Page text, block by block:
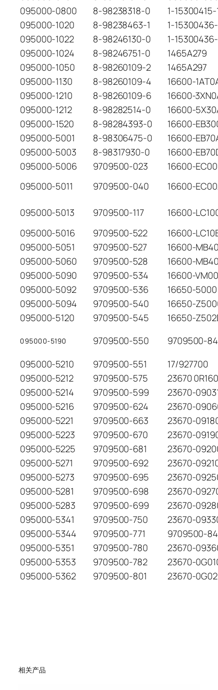
095000-0800
8-98238318-0
1-15300415-
095000-1020
8-98238463-1
1-
095000-1022
8-98246130-0
1-
095000-1024
8-98246751-0
1465A279
095000-1050
8-98260109-2
1465A297
095000-1130
8-98260109-4
16600-
095000-1210
8-98260109-6
16600-
095000-1212
8-98282514-0
16600-
095000-1520
8-98284393-0
16600-
095000-5001
8-98306475-0
16600-
095000-5003
8-98317930-0
16600-
095000-5006
9709500-023
16600-
095000-5011
9709500-040 16600-
095000-5013 9709500-117
16600-
095000-5016
9709500-522
16600-
095000-5051
9709500-527
16600-
095000-5060
9709500-528
16600-
095000-5090
9709500-534
16600-
095000-5092
9709500-536
16650-5000
095000-5094
9709500-540
16650-
095000-5120
9709500-545 16650-
095000-5190 9709500-550
9709500-
095000-5210
9709500-551
17/927700
095000-5212
9709500-575
23670 0R160
095000-5214
9709500-599
23670-
095000-5216
9709500-624
23670-
095000-5221
9709500-663
23670-
095000-5223
9709500-670
23670-
095000-5225
9709500-681
23670-
095000-5271
9709500-692
23670-
095000-5273
9709500-695
23670-
095000-5281
9709500-698
23670-
095000-5283
9709500-699
23670-
095000-5341
9709500-750
23670-
095000-5344
9709500-771
9709500-
095000-5351
9709500-780
23670-
095000-5353
9709500-782
23670-
095000-5362
9709500-801 23670-
相关产品